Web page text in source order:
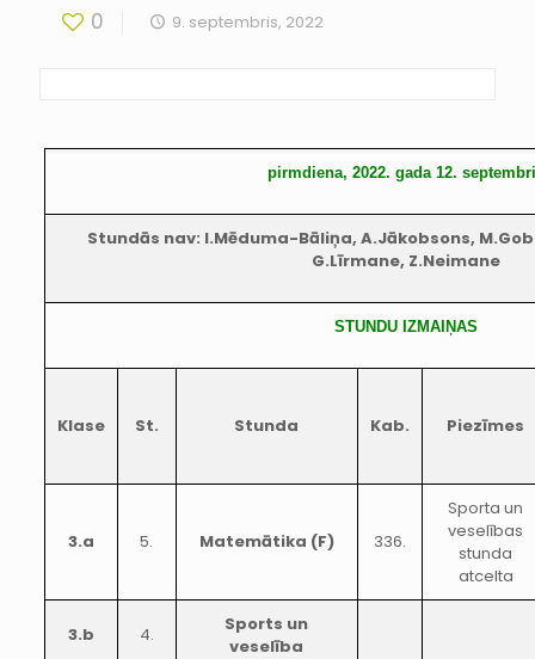
0 9. septembris, 2022
pirmdiena, 2022. gada 12.
Stundās nav: I.Mēduma-Bāliņa, A.Jākobsons,
G.Līrmane, Z.Neimane
STUNDU IZMAIŅAS
Klase St. Stunda Kab. Piezīmes
3.a 5. Matemātika (F) 336.
Sporta un
veselības
stunda
atcelta
3.b 4.
Sports un
veselība